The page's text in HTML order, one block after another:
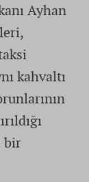
Ayhan
kahvaltı
bir